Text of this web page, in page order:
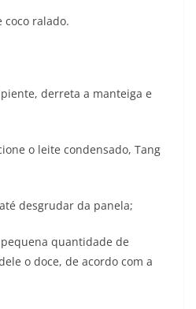
ralado.
derreta a manteiga e
leite condensado, Tang
da panela;
quantidade de
o doce, de acordo com a